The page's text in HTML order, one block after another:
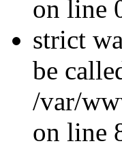
on line
strict
be
/var/
on line